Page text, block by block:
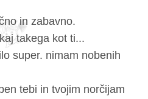
in zabavno.
takega kot ti...
super. nimam nobenih
tebi in tvojim norčijam